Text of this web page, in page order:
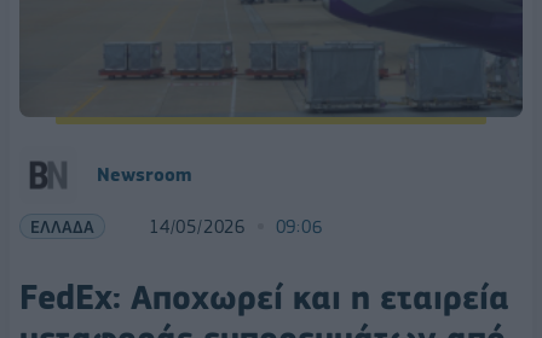
Newsroom
ΕΛΛΑΔΑ 14/05/2026 09:06
FedEx: Αποχωρεί και η εταιρεία